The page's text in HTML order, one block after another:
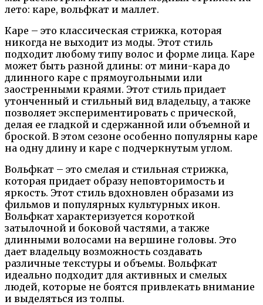
лето: каре, вольфкат и маллет.
Каре – это классическая стрижка, которая
никогда не выходит из моды. Этот стиль
подходит любому типу волос и форме лица. Каре
может быть разной длины: от мини-кара до
длинного каре с прямоугольными или
заостренными краями. Этот стиль придает
утонченный и стильный вид владельцу, а также
позволяет экспериментировать с прической,
делая ее гладкой и сдержанной или объемной и
броской. В этом сезоне особенно популярны каре
на одну длину и каре с подчеркнутым углом.
Вольфкат – это смелая и стильная стрижка,
которая придает образу неповторимость и
яркость. Этот стиль вдохновлен образами из
фильмов и популярных культурных икон.
Вольфкат характеризуется короткой
затылочной и боковой частями, а также
длинными волосами на вершине головы. Это
дает владельцу возможность создавать
различные текстуры и объемы. Вольфкат
идеально подходит для активных и смелых
людей, которые не боятся привлекать внимание
и выделяться из толпы.